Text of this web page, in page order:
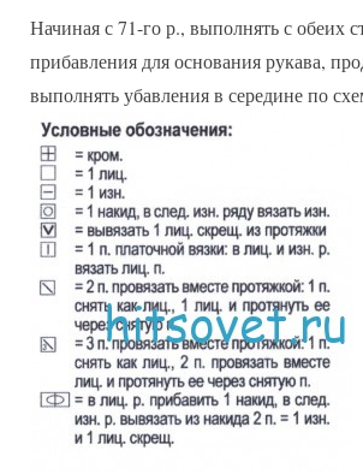
Начиная с 71-го р., выполнять с обеих
прибавления для основания рукава,
выполнять убавления в середине по